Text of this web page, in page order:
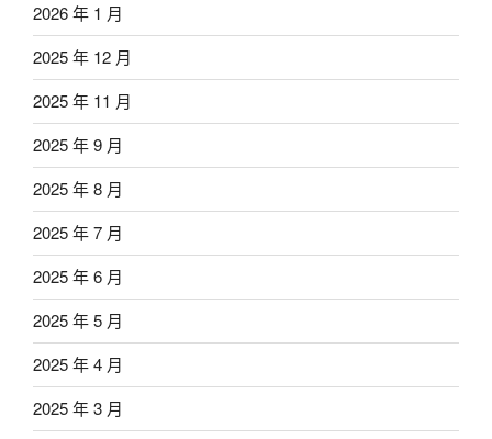
2026 年 1 月
2025 年 12 月
2025 年 11 月
2025 年 9 月
2025 年 8 月
2025 年 7 月
2025 年 6 月
2025 年 5 月
2025 年 4 月
2025 年 3 月